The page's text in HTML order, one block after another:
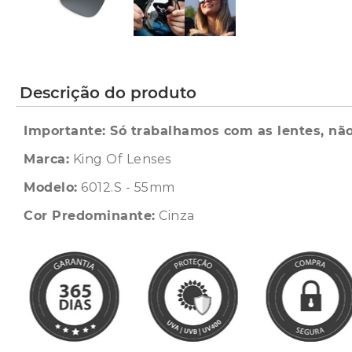
Descrição do produto
Importante: Só trabalhamos com as lentes,
Marca: King Of Lenses
Modelo: 6012.S - 55mm
Cor Predominante: Cinza